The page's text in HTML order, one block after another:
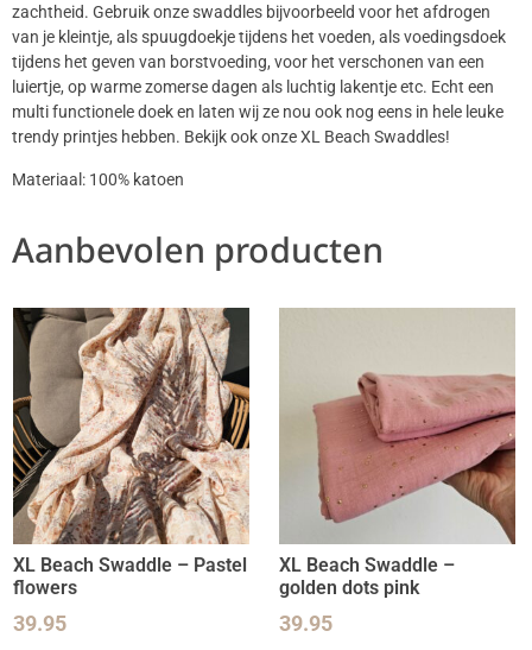
zachtheid. Gebruik onze swaddles bijvoorbeeld voor het afdrogen
van je kleintje, als spuugdoekje tijdens het voeden, als voedingsdoek
tijdens het geven van borstvoeding, voor het verschonen van een
luiertje, op warme zomerse dagen als luchtig lakentje etc. Echt een
multi functionele doek en laten wij ze nou ook nog eens in hele leuke
trendy printjes hebben. Bekijk ook onze XL Beach Swaddles!
Materiaal: 100% katoen
Aanbevolen producten
XL Beach Swaddle – Pastel
flowers
39.95
XL Beach Swaddle –
golden dots pink
39.95